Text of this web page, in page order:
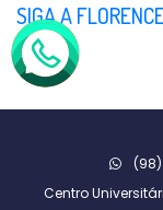
SIGA A
Centro